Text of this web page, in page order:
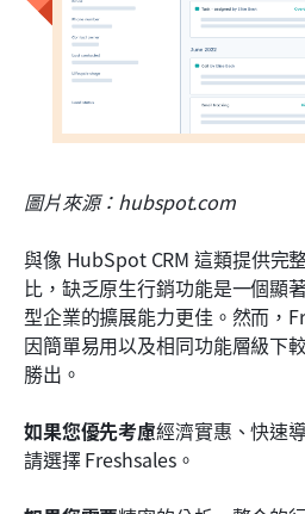
圖片來源：hubspot.com
與像 HubSpot CRM 這類提供完
比，缺乏原生行銷功能是一個顯
型企業的擴展能力更佳。然而，
因簡單易用以及相同功能層級下
勝出。
如果您優先考慮經濟實惠、快速
請選擇 Freshsales。